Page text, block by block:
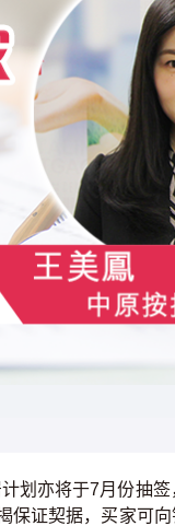
划亦将于7月份抽签
保证契据，买家可